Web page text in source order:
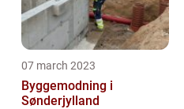
07 march 2023
Byggemodning i
Sønderjylland